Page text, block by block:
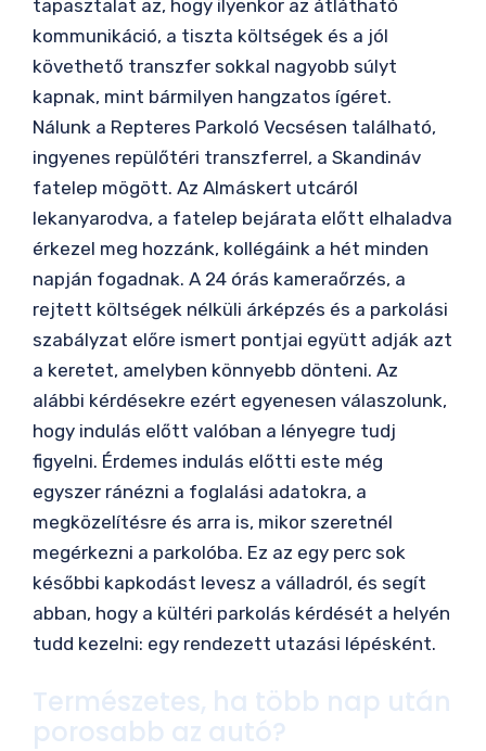
tapasztalat az, hogy ilyenkor az átlátható
kommunikáció, a tiszta költségek és a jól
követhető transzfer sokkal nagyobb súlyt
kapnak, mint bármilyen hangzatos ígéret.
Nálunk a Repteres Parkoló Vecsésen található,
ingyenes repülőtéri transzferrel, a Skandináv
fatelep mögött. Az Almáskert utcáról
lekanyarodva, a fatelep bejárata előtt elhaladva
érkezel meg hozzánk, kollégáink a hét minden
napján fogadnak. A 24 órás kameraőrzés, a
rejtett költségek nélküli árképzés és a parkolási
szabályzat előre ismert pontjai együtt adják azt
a keretet, amelyben könnyebb dönteni. Az
alábbi kérdésekre ezért egyenesen válaszolunk,
hogy indulás előtt valóban a lényegre tudj
figyelni. Érdemes indulás előtti este még
egyszer ránézni a foglalási adatokra, a
megközelítésre és arra is, mikor szeretnél
megérkezni a parkolóba. Ez az egy perc sok
későbbi kapkodást levesz a válladról, és segít
abban, hogy a kültéri parkolás kérdését a helyén
tudd kezelni: egy rendezett utazási lépésként.
Természetes, ha több nap után
porosabb az autó?